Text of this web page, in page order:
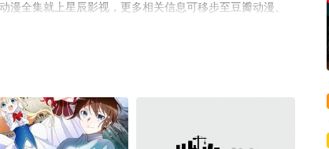
全集就上星辰影视，更多相关信息可移步至豆瓣动漫、